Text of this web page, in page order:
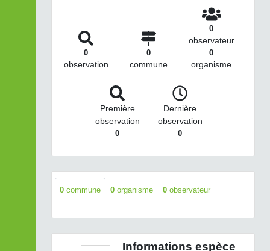
0
observation
0
commune
0
observateur
0
organisme
Première
observation
0
Dernière
observation
0
0 commune 0 organisme 0 observateur
Informations espèce